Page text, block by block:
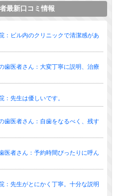
最新口コミ情報
：ビル内のクリニックで清潔感があ
医者さん：大変丁寧に説明、治療
先生は優しいです。
医者さん：自歯をなるべく、残す
医者さん：予約時間ぴったりに呼ん
：先生がとにかく丁寧。十分な説明